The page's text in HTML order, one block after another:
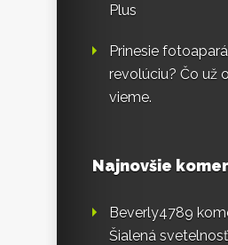
Plus
Prinesie
revolúciu? Čo už
vieme.
Najnovšie
Beverly4789
Šialená